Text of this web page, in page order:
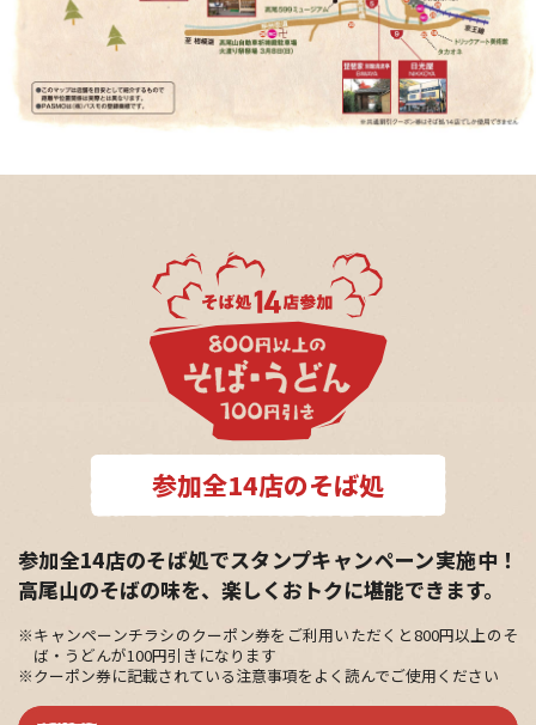
参加全14店のそば処
参加全14店のそば処でスタンプキャンペーン実施中！
高尾山のそばの味を、楽しくおトクに堪能できます。
※キャンペーンチラシのクーポン券をご利用いただくと800円以上のそ
ば・うどんが100円引きになります
※クーポン券に記載されている注意事項をよく読んでご使用ください